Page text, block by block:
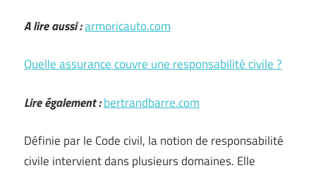
A lire aussi :armoricauto.com
Quelle assurance couvre une responsabilité civile ?
Lire également :bertrandbarre.com
Définie par le Code civil, la notion de responsabilité
civile intervient dans plusieurs domaines. Elle